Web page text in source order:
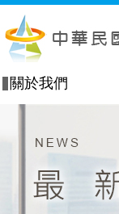
關於我們